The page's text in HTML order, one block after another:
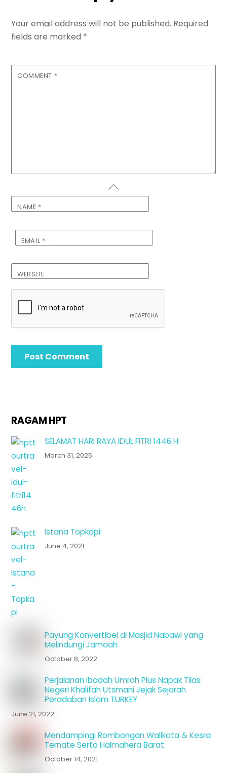
Your email address will not be published. Required
fields are marked *
COMMENT *
NAME *
EMAIL *
WEBSITE
RAGAM HPT
SELAMAT HARI RAYA IDUL FITRI 1446 H
March 31, 2025
Istana Topkapi
June 4, 2021
Payung Konvertibel di Masjid Nabawi yang
Melindungi Jamaah
October 8, 2022
Perjalanan Ibadah Umroh Plus Napak Tilas
Negeri Khalifah Utsmani Jejak Sejarah
Peradaban Islam TURKEY
June 21, 2022
Mendampingi Rombongan Walikota & Kesra
Ternate Serta Halmahera Barat
October 14, 2021